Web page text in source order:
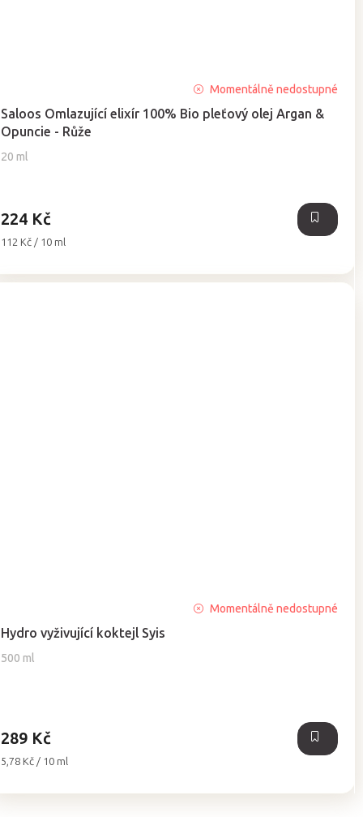
Saloos Omlazující elixír 100% Bio pleťový olej Argan &
Opuncie - Růže
20 ml
hodnocení
produktu
je
5,0
Momentálně nedostupné
224 Kč
Měrná
112 Kč / 10 ml
Hydro vyživující koktejl Syis
500 ml
hodnocení
produktu
je
Momentálně nedostupné
289 Kč
Měrná
5,78 Kč / 10 ml